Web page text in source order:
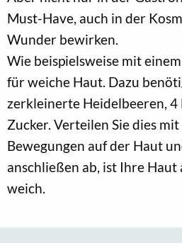
Must-Have, auch in der
Wunder bewirken.
Wie beispielsweise mit
für weiche Haut. Dazu
zerkleinerte Heidelbeeren, 4
Zucker. Verteilen Sie dies
Bewegungen auf der Haut
anschließen ab, ist Ihre
weich.